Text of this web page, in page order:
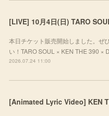
本日チケット販売開始しました。ぜ
い！TARO SOUL × KEN THE 390 ×
2026.07.24 11:00